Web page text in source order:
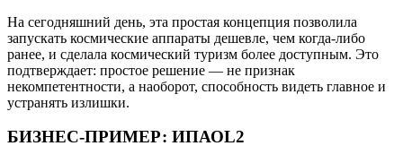
На сегодняшний день, эта простая концепция позволила
запускать космические аппараты дешевле, чем когда-либо
ранее, и сделала космический туризм более доступным. Это
подтверждает: простое решение — не признак
некомпетентности, а наоборот, способность видеть главное и
устранять излишки.
БИЗНЕС-ПРИМЕР: ИПАОL2